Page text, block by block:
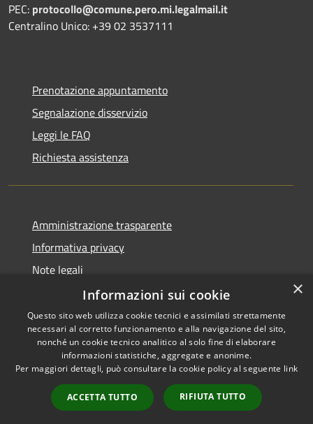
PEC: protocollo@comune.pero.mi.legalmail.it
Centralino Unico: +39 02 3537111
Prenotazione appuntamento
Segnalazione disservizio
Leggi le FAQ
Richiesta assistenza
Amministrazione trasparente
Informativa privacy
Note legali
Dichiarazione di accessibilità
RSS
Accessibilità
Copyright © 2026 • Comune di
Municipium•
Accesso
redazione
×
Informazioni sui cookie
Questo sito web utilizza cookie tecnici e assimilati strettamente
necessari al corretto funzionamento e alla navigazione del sito,
nonché un cookie tecnico analitico al solo fine di elaborare
informazioni statistiche, aggregate e anonime.
Per maggiori dettagli, può consultare la cookie policy al seguente link
ACCETTA TUTTO RIFIUTA TUTTO